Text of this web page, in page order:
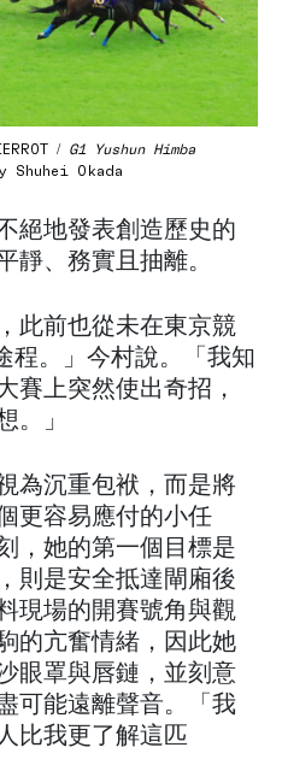
/ G1 Yushun Himba
Shuhei Okada
絕地發表創造歷史的
靜、務實且抽離。
此前也從未在東京競
程。」今村說。「我知
賽上突然使出奇招，
。」
為沉重包袱，而是將
更容易應付的小任
，她的第一個目標是
則是安全抵達閘廂後
現場的開賽號角與觀
的亢奮情緒，因此她
眼罩與唇鏈，並刻意
可能遠離聲音。「我
比我更了解這匹